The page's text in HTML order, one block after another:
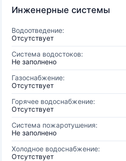
Инженерные системы
Водоотведение:
Отсутствует
Система водостоков:
Не заполнено
Газоснабжение:
Отсутствует
Горячее водоснабжение:
Отсутствует
Система пожаротушения:
Не заполнено
Холодное водоснабжение:
Отсутствует